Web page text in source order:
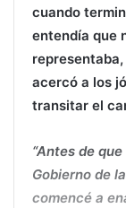
cuando
entendía que
acercó a los
transitar el
“Antes de
Gobierno de
comencé a